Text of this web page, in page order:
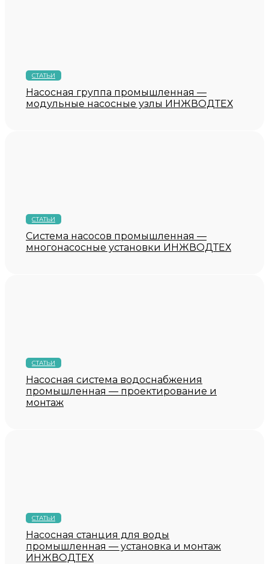
СТАТЬИ
Насосная группа промышленная —
модульные насосные узлы ИНЖВОДТЕХ
СТАТЬИ
Система насосов промышленная —
многонасосные установки ИНЖВОДТЕХ
СТАТЬИ
Насосная система водоснабжения
промышленная — проектирование и
монтаж
СТАТЬИ
Насосная станция для воды
промышленная — установка и монтаж
ИНЖВОДТЕХ